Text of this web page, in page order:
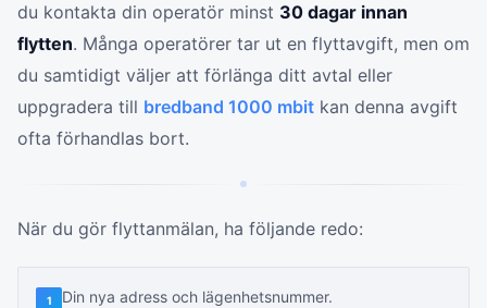
du kontakta din operatör minst 30 dagar innan
flytten. Många operatörer tar ut en flyttavgift, men om
du samtidigt väljer att förlänga ditt avtal eller
uppgradera till bredband 1000 mbit kan denna avgift
ofta förhandlas bort.
När du gör flyttanmälan, ha följande redo:
1 Din nya adress och lägenhetsnummer.